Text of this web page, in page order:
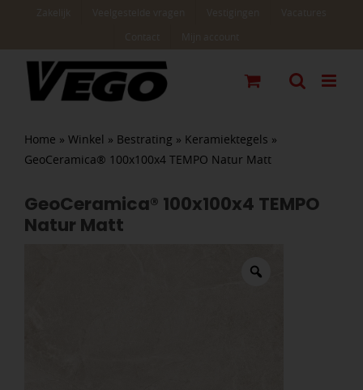
Home » Winkel » Bestrating » Keramiektegels »
GeoCeramica® 100x100x4 TEMPO Natur Matt
GeoCeramica® 100x100x4 TEMPO
Natur Matt